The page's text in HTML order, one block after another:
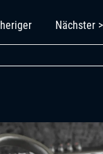
Nächster >